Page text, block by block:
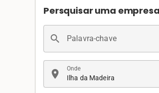
Persquisar uma empresa
search Palavra-chave
location_on Ilha da Madeira
Onde